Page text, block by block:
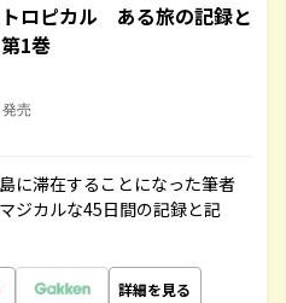
ロピカル ある旅の記録と
1巻
売
に滞在することになった筆者
ジカルな45日間の記録と記
詳細を見る